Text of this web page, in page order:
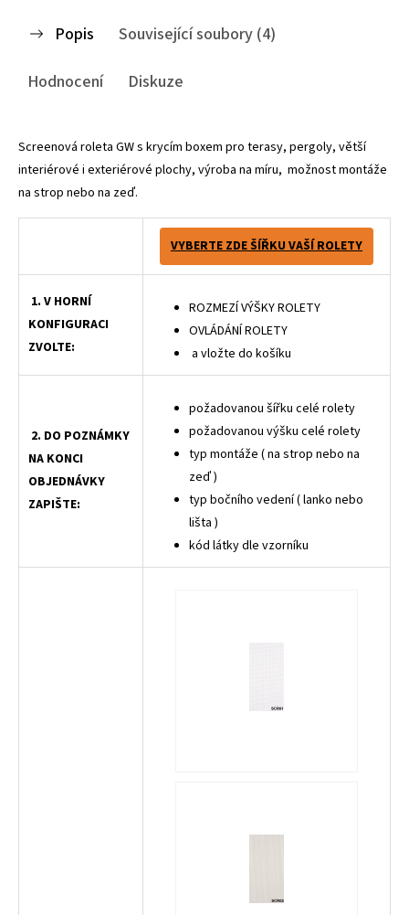
Popis
Související soubory (4)
Hodnocení
Diskuze
Screenová roleta GW s krycím boxem pro terasy, pergoly, větší
interiérové i exteriérové plochy, výroba na míru, možnost montáže
na strop nebo na zeď.
VYBERTE ZDE ŠÍŘKU VAŠÍ ROLETY
1. V HORNÍ
KONFIGURACI
ZVOLTE:
ROZMEZÍ VÝŠKY ROLETY
OVLÁDÁNÍ ROLETY
a vložte do košíku
2. DO POZNÁMKY
NA KONCI
OBJEDNÁVKY
ZAPIŠTE:
požadovanou šířku celé rolety
požadovanou výšku celé rolety
typ montáže ( na strop nebo na
zeď )
typ bočního vedení ( lanko nebo
lišta )
kód látky dle vzorníku